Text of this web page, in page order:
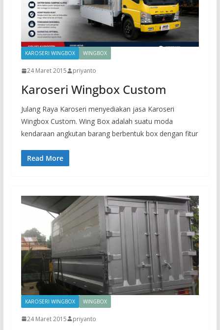
KAROSERI WINGBOX WINGBOX
24 Maret 2015 priyanto
Karoseri Wingbox Custom
Julang Raya Karoseri menyediakan jasa Karoseri
Wingbox Custom. Wing Box adalah suatu moda
kendaraan angkutan barang berbentuk box dengan fitur
Read More
KAROSERI WINGBOX WINGBOX
24 Maret 2015 priyanto